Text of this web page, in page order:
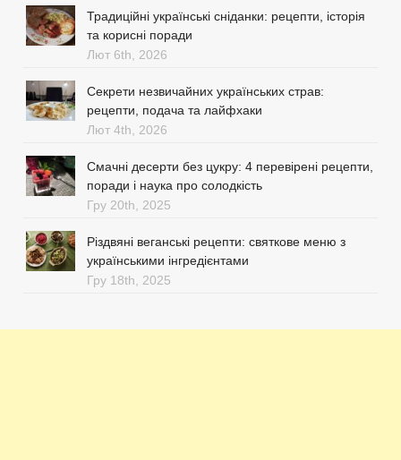
Традиційні українські сніданки: рецепти, історія
та корисні поради
Лют 6th, 2026
Секрети незвичайних українських страв:
рецепти, подача та лайфхаки
Лют 4th, 2026
Смачні десерти без цукру: 4 перевірені рецепти,
поради і наука про солодкість
Гру 20th, 2025
Різдвяні веганські рецепти: святкове меню з
українськими інгредієнтами
Гру 18th, 2025